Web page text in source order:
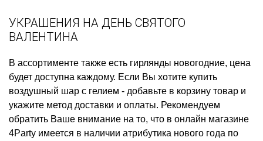
УКРАШЕНИЯ НА ДЕНЬ СВЯТОГО
ВАЛЕНТИНА
В ассортименте также есть гирлянды новогодние, цена
будет доступна каждому. Если Вы хотите купить
воздушный шар с гелием - добавьте в корзину товар и
укажите метод доставки и оплаты. Рекомендуем
обратить Ваше внимание на то, что в онлайн магазине
4Party имеется в наличии атрибутика нового года по